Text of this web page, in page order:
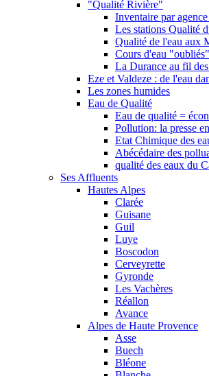
"Qualité Rivière"
Inventaire par
Les stations Qualité
Qualité de l'eau aux
Cours d'eau
La Durance au fil
Eze et Valdeze : de l'eau
Les zones humides
Eau de Qualité
Eau de qualité =
Pollution: la presse
Etat Chimique des
Abécédaire des
qualité des eaux du
Ses Affluents
Hautes Alpes
Clarée
Guisane
Guil
Luye
Boscodon
Cerveyrette
Gyronde
Les Vachères
Réallon
Avance
Alpes de Haute Provence
Asse
Buech
Bléone